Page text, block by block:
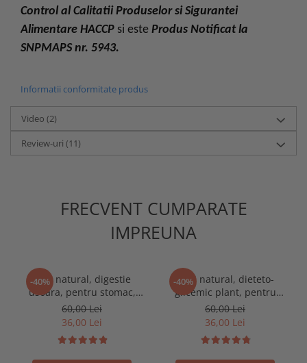
Control al Calitatii Produselor si Sigurantei
Alimentare HACCP si este Produs Notificat la
SNPMAPS nr. 5943.
Informatii conformitate produs
Video (2)
Review-uri (11)
FRECVENT CUMPARATE
IMPREUNA
-40%
Ceai natural, digestie
usoara, pentru stomac,
afectiuni gastrice, 250g
60,00 Lei
36,00 Lei
-40%
Ceai natural, dieteto-
glicemic plant, pentru
diabet, afectiuni ale
pancreasului, 250g
60,00 Lei
36,00 Lei